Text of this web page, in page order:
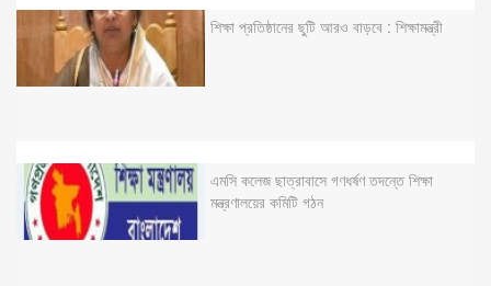
শিক্ষা প্রতিষ্ঠানের ছুটি আরও বাড়বে : শিক্ষামন্ত্রী
এমসি কলেজ ছাত্রাবাসে গণধর্ষণ তদন্তে শিক্ষা
মন্ত্রণালয়ের কমিটি গঠন